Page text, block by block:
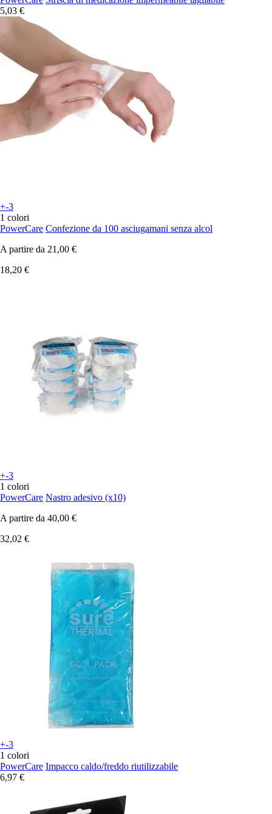
5,03 €
+-3
1 colori
PowerCare Confezione da 100 asciugamani senza alcol
A partire da 21,00 €
18,20 €
+-3
1 colori
PowerCare Nastro adesivo (x10)
A partire da 40,00 €
32,02 €
+-3
1 colori
PowerCare Impacco caldo/freddo riutilizzabile
6,97 €